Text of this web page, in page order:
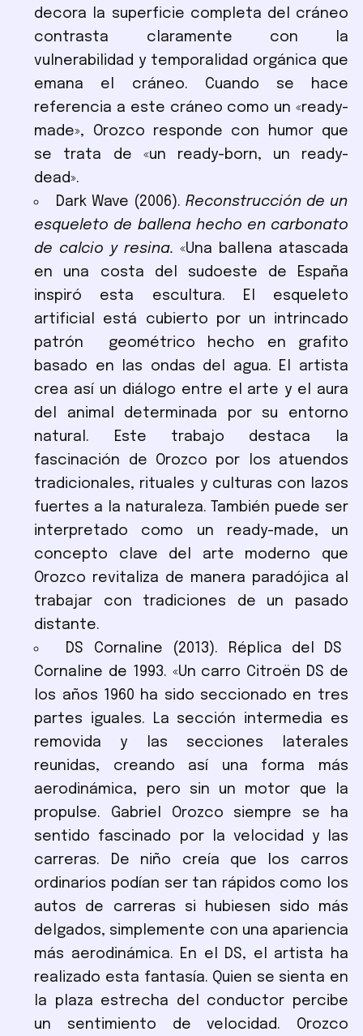
decora la superficie completa del cráneo
contrasta claramente con la
vulnerabilidad y temporalidad orgánica que
emana el cráneo. Cuando se hace
referencia a este cráneo como un «ready-
made», Orozco responde con humor que
se trata de «un ready-born, un ready-
dead».
Dark Wave (2006). Reconstrucción de un
esqueleto de ballena hecho en carbonato
de calcio y resina. «Una ballena atascada
en una costa del sudoeste de España
inspiró esta escultura. El esqueleto
artificial está cubierto por un intrincado
patrón geométrico hecho en grafito
basado en las ondas del agua. El artista
crea así un diálogo entre el arte y el aura
del animal determinada por su entorno
natural. Este trabajo destaca la
fascinación de Orozco por los atuendos
tradicionales, rituales y culturas con lazos
fuertes a la naturaleza. También puede ser
interpretado como un ready-made, un
concepto clave del arte moderno que
Orozco revitaliza de manera paradójica al
trabajar con tradiciones de un pasado
distante.
DS Cornaline (2013). Réplica del DS
Cornaline de 1993. «Un carro Citroën DS de
los años 1960 ha sido seccionado en tres
partes iguales. La sección intermedia es
removida y las secciones laterales
reunidas, creando así una forma más
aerodinámica, pero sin un motor que la
propulse. Gabriel Orozco siempre se ha
sentido fascinado por la velocidad y las
carreras. De niño creía que los carros
ordinarios podían ser tan rápidos como los
autos de carreras si hubiesen sido más
delgados, simplemente con una apariencia
más aerodinámica. En el DS, el artista ha
realizado esta fantasía. Quien se sienta en
la plaza estrecha del conductor percibe
un sentimiento de velocidad. Orozco